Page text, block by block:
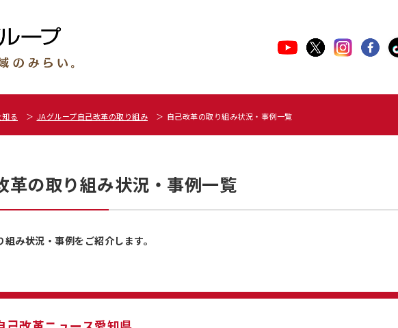
る JAグループ自己改革の取り組み 自己改革の取り組み状況・事例一覧
革の取り組み状況・事例一覧
組み状況・事例をご紹介します。